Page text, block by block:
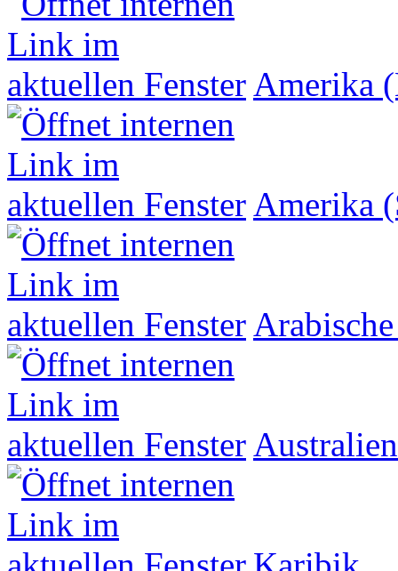
Amerika
Amerika
Australien